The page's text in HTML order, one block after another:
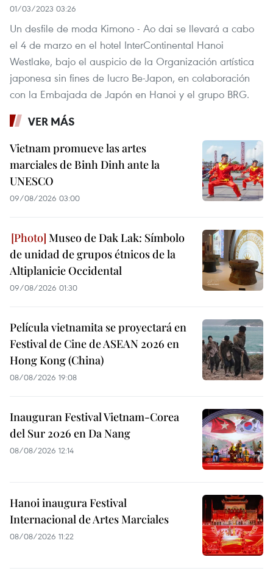
01/03/2023 03:26
Un desfile de moda Kimono - Ao dai se llevará a cabo
el 4 de marzo en el hotel InterContinental Hanoi
Westlake, bajo el auspicio de la Organización artística
japonesa sin fines de lucro Be-Japon, en colaboración
con la Embajada de Japón en Hanoi y el grupo BRG.
VER MÁS
Vietnam promueve las artes
marciales de Binh Dinh ante la
UNESCO
09/08/2026 03:00
Museo de Dak Lak: Símbolo
de unidad de grupos étnicos de la
Altiplanicie Occidental
09/08/2026 01:30
Película vietnamita se proyectará en
Festival de Cine de ASEAN 2026 en
Hong Kong (China)
08/08/2026 19:08
Inauguran Festival Vietnam-Corea
del Sur 2026 en Da Nang
08/08/2026 12:14
Hanoi inaugura Festival
Internacional de Artes Marciales
08/08/2026 11:22